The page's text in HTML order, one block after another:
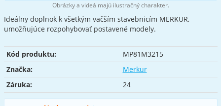
Obrázky a videá majú ilustračný charakter.
Ideálny doplnok k všetkým väčším stavebnicím MERKUR,
umožňujúce rozpohybovať postavené modely.
Kód produktu:
MP81M3215
Značka:
Merkur
Záruka:
24